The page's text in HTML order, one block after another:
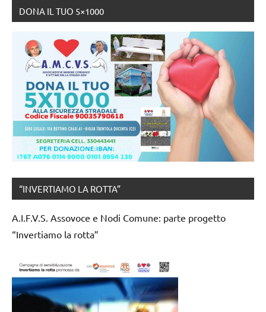
DONA IL TUO 5×1000
“INVERTIAMO LA ROTTA”
A.I.F.V.S. Assovoce e Nodi Comune: parte progetto
“Invertiamo la rotta”